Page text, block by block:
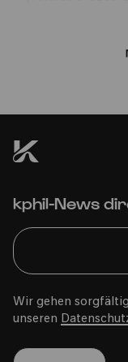
kphil-News
Wir gehen
unseren